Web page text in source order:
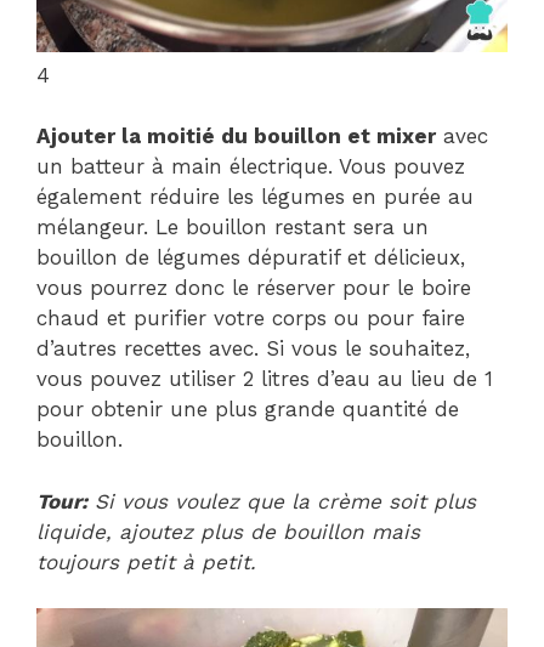
4
Ajouter la moitié du bouillon et mixeravec
un batteur à main électrique. Vous pouvez
également réduire les légumes en purée au
mélangeur. Le bouillon restant sera un
bouillon de légumes dépuratif et délicieux,
vous pourrez donc le réserver pour le boire
chaud et purifier votre corps ou pour faire
d’autres recettes avec. Si vous le souhaitez,
vous pouvez utiliser 2 litres d’eau au lieu de 1
pour obtenir une plus grande quantité de
bouillon.
Tour:Si vous voulez que la crème soit plus
liquide, ajoutez plus de bouillon mais
toujours petit à petit.